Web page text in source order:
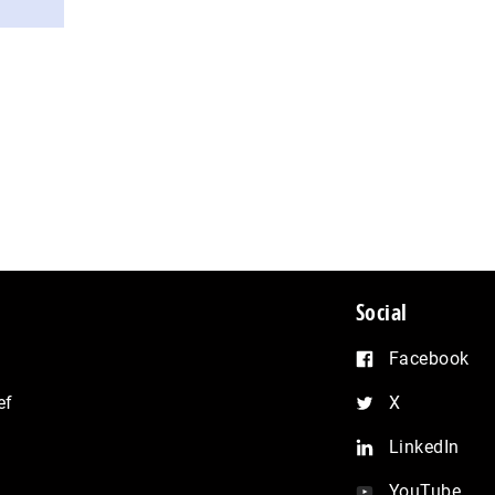
Social
Facebook
X
LinkedIn